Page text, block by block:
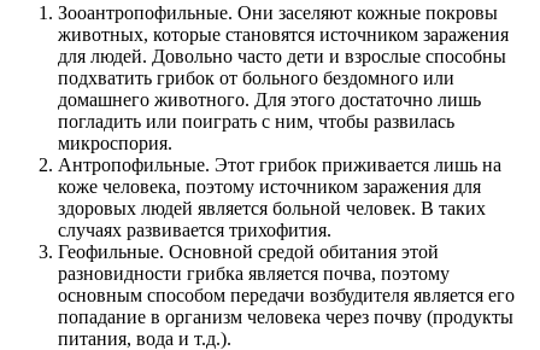
Зооантропофильные. Они заселяют кожные покровы
животных, которые становятся источником заражения
для людей. Довольно часто дети и взрослые способны
подхватить грибок от больного бездомного или
домашнего животного. Для этого достаточно лишь
погладить или поиграть с ним, чтобы развилась
микроспория.
Антропофильные. Этот грибок приживается лишь на
коже человека, поэтому источником заражения для
здоровых людей является больной человек. В таких
случаях развивается трихофития.
Геофильные. Основной средой обитания этой
разновидности грибка является почва, поэтому
основным способом передачи возбудителя является его
попадание в организм человека через почву (продукты
питания, вода и т.д.).